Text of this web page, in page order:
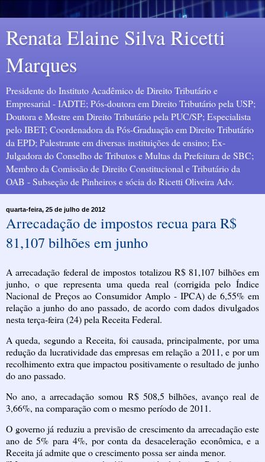
Renata Elaine Silva Ricetti
Marques
Presidente do Instituto Acadêmico de Direito Tributário e
Empresarial - IADTE; Pós-doutora em Direito Tributário pela USP;
Doutora e Mestre em Direito Tributário pela PUC/SP; Especialista
pelo IBET; Coordenadora da Pós-Graduação em Direito Tributário
da EPD; Palestrante em diversas instituições de ensino; Ex-
Julgadora do Conselho de Tributos e Multas da Prefeitura de SBC;
Membro da Comissão de Direito Constitucional e Tributário da
OAB - Subseção de Pinheiros e sócia do Ricetti Oliveira Adv.
quarta-feira, 25 de julho de 2012
Arrecadação de impostos recua para R$
81,107 bilhões em junho
A arrecadação federal de impostos totalizou R$ 81,107 bilhões em
junho, o que representa uma queda real (corrigida pelo Índice
Nacional de Preços ao Consumidor Amplo - IPCA) de 6,55% em
relação a junho do ano passado, de acordo com dados divulgados
nesta terça-feira (24) pela Receita Federal.
A queda, segundo a Receita, foi causada, principalmente, por uma
redução da lucratividade das empresas em relação a 2011, e por um
recolhimento extra que impactou positivamente o resultado de junho
do ano passado.
No ano, a arrecadação somou R$ 508,5 bilhões, avanço real de
3,66%, na comparação com o mesmo período de 2011.
O governo já reduziu a previsão de crescimento da arrecadação este
ano de 5% para 4%, por conta da desaceleração econômica, e a
Receita já admite que o crescimento possa ser ainda menor.